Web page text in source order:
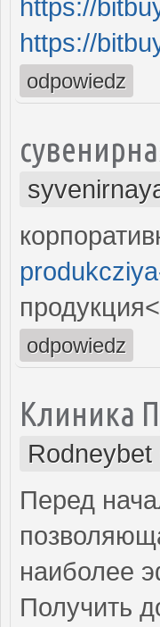
https://
https://
odpowiedz
odpowiedz
Клиника
Перед
наиболее
Получить